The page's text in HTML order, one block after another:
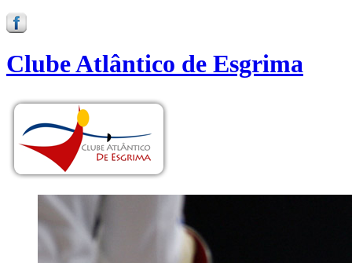
Clube Atlântico de Esgrima